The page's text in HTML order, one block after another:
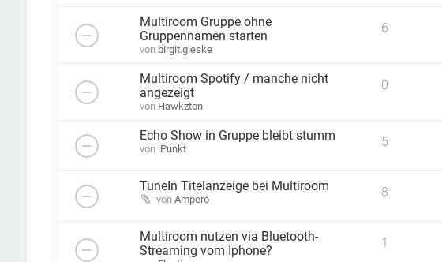
Multiroom Gruppe ohne
Gruppennamen starten
von birgit.gleske
6
Multiroom Spotify / manche nicht
angezeigt
von Hawkzton
0
Echo Show in Gruppe bleibt stumm
von iPunkt 5
TuneIn Titelanzeige bei Multiroom
von Ampero 8
Multiroom nutzen via Bluetooth-
Streaming vom Iphone?
1